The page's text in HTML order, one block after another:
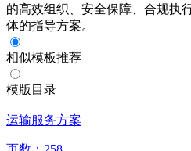
的高效组织、安全保障、合规执
体的指导方案。
相似模板推荐
模版目录
运输服务方案